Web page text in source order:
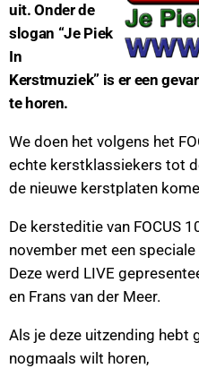
uit. Onder de
slogan “Je Piek
In
Kerstmuziek” is er een
te horen.
We doen het volgens het
echte kerstklassiekers tot
de nieuwe kerstplaten
De kersteditie van FOCUS
november met een speciale
Deze werd LIVE
en Frans van der Meer.
Als je deze uitzending hebt
nogmaals wilt horen,